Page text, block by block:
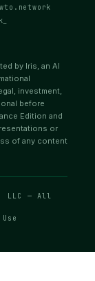
by Iris, an AI
investment,
before
Edition and
or
of any content
LLC — All